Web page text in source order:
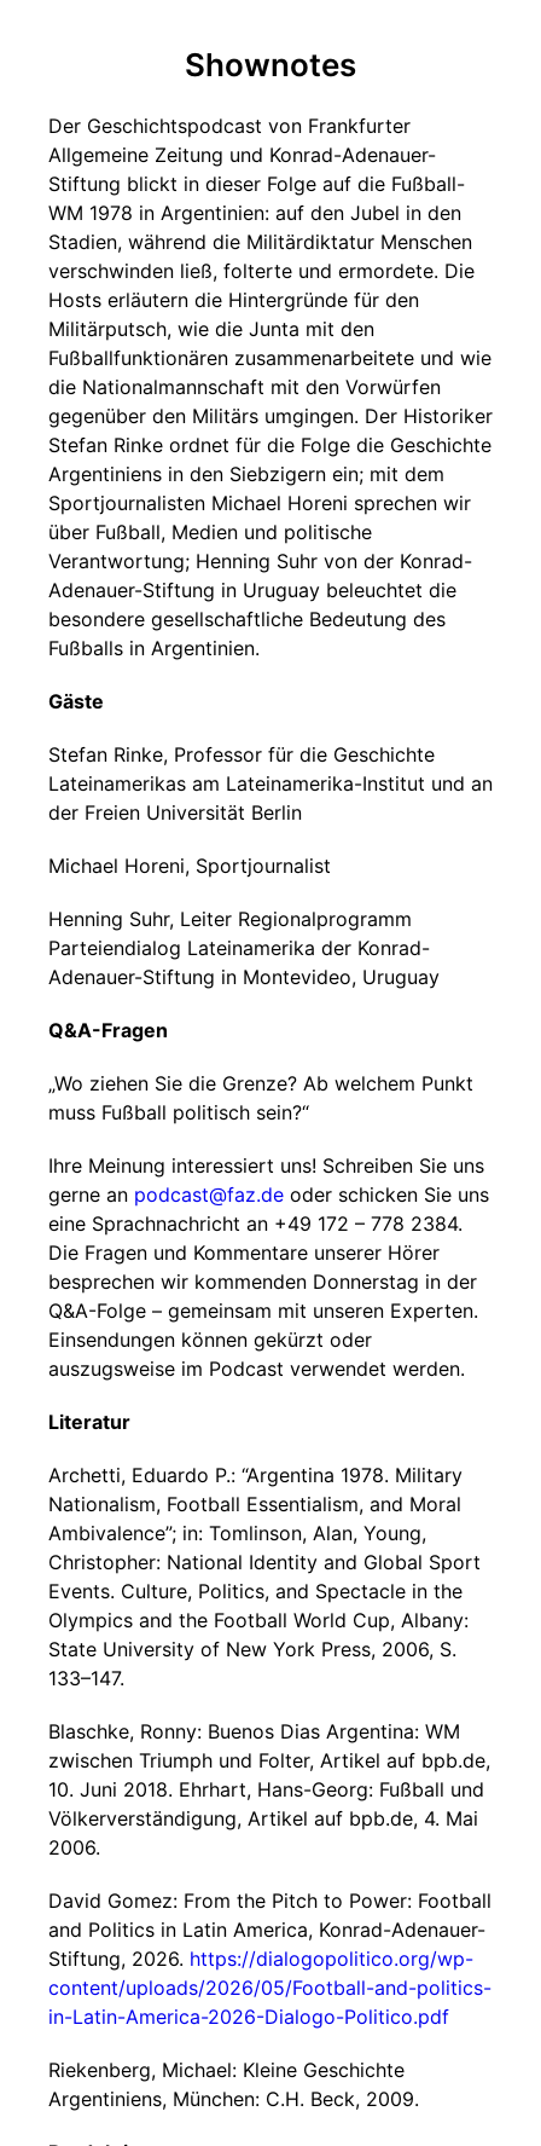
Shownotes
Der Geschichtspodcast von Frankfurter
Allgemeine Zeitung und Konrad-Adenauer-
Stiftung blickt in dieser Folge auf die Fußball-
WM 1978 in Argentinien: auf den Jubel in den
Stadien, während die Militärdiktatur Menschen
verschwinden ließ, folterte und ermordete. Die
Hosts erläutern die Hintergründe für den
Militärputsch, wie die Junta mit den
Fußballfunktionären zusammenarbeitete und wie
die Nationalmannschaft mit den Vorwürfen
gegenüber den Militärs umgingen. Der Historiker
Stefan Rinke ordnet für die Folge die Geschichte
Argentiniens in den Siebzigern ein; mit dem
Sportjournalisten Michael Horeni sprechen wir
über Fußball, Medien und politische
Verantwortung; Henning Suhr von der Konrad-
Adenauer-Stiftung in Uruguay beleuchtet die
besondere gesellschaftliche Bedeutung des
Fußballs in Argentinien.
Gäste
Stefan Rinke, Professor für die Geschichte
Lateinamerikas am Lateinamerika-Institut und an
der Freien Universität Berlin
Michael Horeni, Sportjournalist
Henning Suhr, Leiter Regionalprogramm
Parteiendialog Lateinamerika der Konrad-
Adenauer-Stiftung in Montevideo, Uruguay
Q&A-Fragen
„Wo ziehen Sie die Grenze? Ab welchem Punkt
muss Fußball politisch sein?“
Ihre Meinung interessiert uns! Schreiben Sie uns
gerne an podcast@faz.de oder schicken Sie uns
eine Sprachnachricht an +49 172 – 778 2384.
Die Fragen und Kommentare unserer Hörer
besprechen wir kommenden Donnerstag in der
Q&A-Folge – gemeinsam mit unseren Experten.
Einsendungen können gekürzt oder
auszugsweise im Podcast verwendet werden.
Literatur
Archetti, Eduardo P.: “Argentina 1978. Military
Nationalism, Football Essentialism, and Moral
Ambivalence”; in: Tomlinson, Alan, Young,
Christopher: National Identity and Global Sport
Events. Culture, Politics, and Spectacle in the
Olympics and the Football World Cup, Albany:
State University of New York Press, 2006, S.
133–147.
Blaschke, Ronny: Buenos Dias Argentina: WM
zwischen Triumph und Folter, Artikel auf bpb.de,
10. Juni 2018. Ehrhart, Hans-Georg: Fußball und
Völkerverständigung, Artikel auf bpb.de, 4. Mai
2006.
David Gomez: From the Pitch to Power: Football
and Politics in Latin America, Konrad-Adenauer-
Stiftung, 2026. https://dialogopolitico.org/wp-
content/uploads/2026/05/Football-and-politics-
in-Latin-America-2026-Dialogo-Politico.pdf
Riekenberg, Michael: Kleine Geschichte
Argentiniens, München: C.H. Beck, 2009.